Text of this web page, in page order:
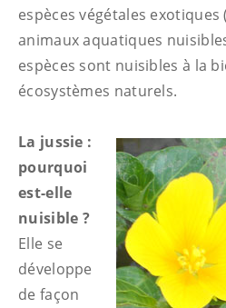
espèces végétales exotiques
animaux aquatiques
espèces sont nuisibles à la
écosystèmes naturels.
La jussie :
pourquoi
est-elle
nuisible ?
Elle se
développe
de façon